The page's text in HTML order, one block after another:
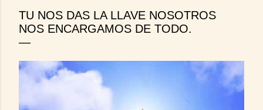
TU NOS DAS LA LLAVE NOSOTROS
NOS ENCARGAMOS DE TODO.